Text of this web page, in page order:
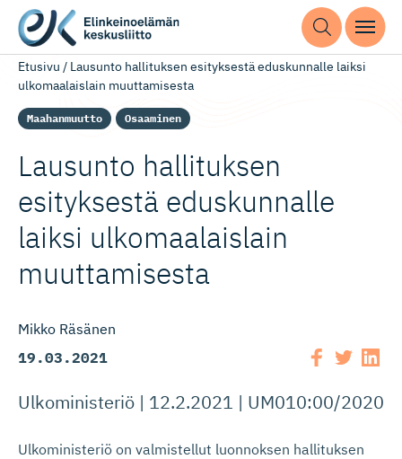
Etusivu / Lausunto hallituksen esityksestä eduskunnalle laiksi
ulkomaalaislain muuttamisesta
Maahanmuutto Osaaminen
Lausunto hallituksen
esityksestä eduskunnalle
laiksi ulkomaalaislain
muuttamisesta
Mikko Räsänen
19.03.2021
Ulkoministeriö | 12.2.2021 | UM010:00/2020
Ulkoministeriö on valmistellut luonnoksen hallituksen